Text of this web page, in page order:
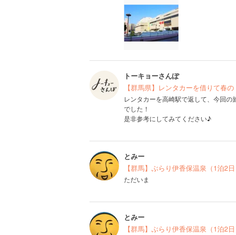
トーキョーさんぽ
【群馬県】レンタカーを借りて春
レンタカーを高崎駅で返して、今回
でした！
是非参考にしてみてください♪
とみー
【群馬】ぶらり伊香保温泉（1泊2日
ただいま
とみー
【群馬】ぶらり伊香保温泉（1泊2日